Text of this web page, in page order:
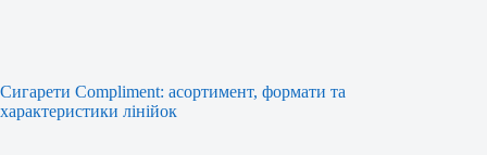
Сигарети Compliment: асортимент, формати та
характеристики лінійок